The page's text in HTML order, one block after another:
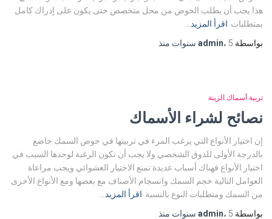
هذا يجب أن يطلب الحوض من محل متخصص حتى يكون على إدراك كامل
بمتطلبات اقرأ المزيد…
بواسطة
admin، 5 سنوات منذ
تربية أسماك الزينة
نصائح لشراء الأسماك
إن اختيار الأنواع التي يرغب المرء في تربيتها في حوض السمك خاضع
بالدرجة الأولى للذوق الشخصي ولا يجب أن تكون الرغبة لوحدها السبب في
اختيار الأنواع فهناك أسباب عديدة تمنع الاختيار العشوائي ويجب مراعاة
العوامل التالية حجم السمك وانسجام الأصناف مع بعضها ومع الأنواع الأخرى
من السمك ومتطلبات النوع بالنسبة اقرأ المزيد…
بواسطة
admin، 5 سنوات منذ